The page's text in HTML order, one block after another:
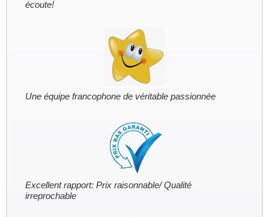
écoute!
Une équipe francophone de véritable passionnée
Excellent rapport: Prix raisonnable/ Qualité
irreprochable